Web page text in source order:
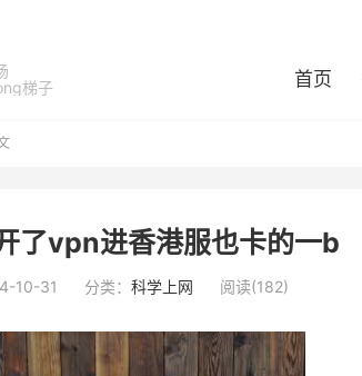
梯子
首页
了vpn进香港服也卡的一b
10-31 分类： 科学上网 阅读(182)